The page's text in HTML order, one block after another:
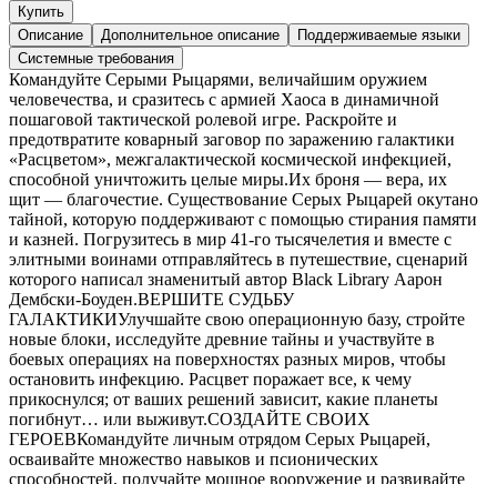
Купить
Описание
Дополнительное описание
Поддерживаемые языки
Системные требования
Командуйте Серыми Рыцарями, величайшим оружием
человечества, и сразитесь с армией Хаоса в динамичной
пошаговой тактической ролевой игре. Раскройте и
предотвратите коварный заговор по заражению галактики
«Расцветом», межгалактической космической инфекцией,
способной уничтожить целые миры.Их броня — вера, их
щит — благочестие. Существование Серых Рыцарей окутано
тайной, которую поддерживают с помощью стирания памяти
и казней. Погрузитесь в мир 41-го тысячелетия и вместе с
элитными воинами отправляйтесь в путешествие, сценарий
которого написал знаменитый автор Black Library Аарон
Дембски-Боуден.ВЕРШИТЕ СУДЬБУ
ГАЛАКТИКИУлучшайте свою операционную базу, стройте
новые блоки, исследуйте древние тайны и участвуйте в
боевых операциях на поверхностях разных миров, чтобы
остановить инфекцию. Расцвет поражает все, к чему
прикоснулся; от ваших решений зависит, какие планеты
погибнут… или выживут.СОЗДАЙТЕ СВОИХ
ГЕРОЕВКомандуйте личным отрядом Серых Рыцарей,
осваивайте множество навыков и псионических
способностей, получайте мощное вооружение и развивайте